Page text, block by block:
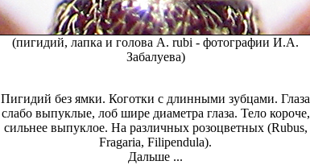
(пигидий, лапка и голова A. rubi - фотографии И.А.
Забалуева)
Пигидий без ямки. Коготки с длинными зубцами. Глаза
слабо выпуклые, лоб шире диаметра глаза. Тело короче,
сильнее выпуклое. На различных розоцветных (Rubus,
Fragaria, Filipendula).
Дальше ...